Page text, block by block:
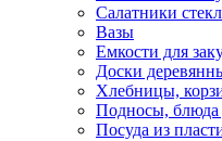
Салатники
Вазы
Емкости для
Доски
Хлебницы,
Подносы, блюда
Посуда из